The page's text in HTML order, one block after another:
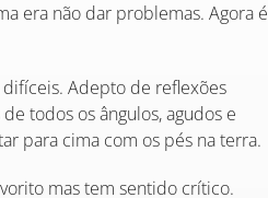
era não dar problemas. Agora é
difíceis. Adepto de reflexões
todos os ângulos, agudos e
para cima com os pés na terra.
mas tem sentido crítico.